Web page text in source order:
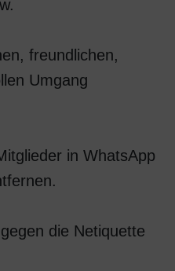
freundlichen,
Umgang
in WhatsApp
die Netiquette